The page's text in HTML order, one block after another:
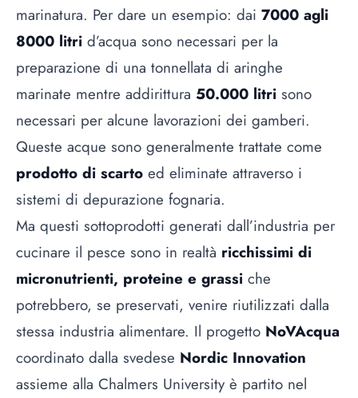
marinatura. Per dare un esempio: dai 7000 agli
8000 litri d’acqua sono necessari per la
preparazione di una tonnellata di aringhe
marinate mentre addirittura 50.000 litri sono
necessari per alcune lavorazioni dei gamberi.
Queste acque sono generalmente trattate come
prodotto di scarto ed eliminate attraverso i
sistemi di depurazione fognaria.
Ma questi sottoprodotti generati dall’industria per
cucinare il pesce sono in realtà ricchissimi di
micronutrienti, proteine e grassi che
potrebbero, se preservati, venire riutilizzati dalla
stessa industria alimentare. Il progetto NoVAcqua
coordinato dalla svedese Nordic Innovation
assieme alla Chalmers University è partito nel